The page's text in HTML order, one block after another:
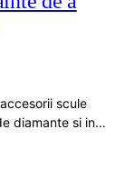
scule
diamante si in…